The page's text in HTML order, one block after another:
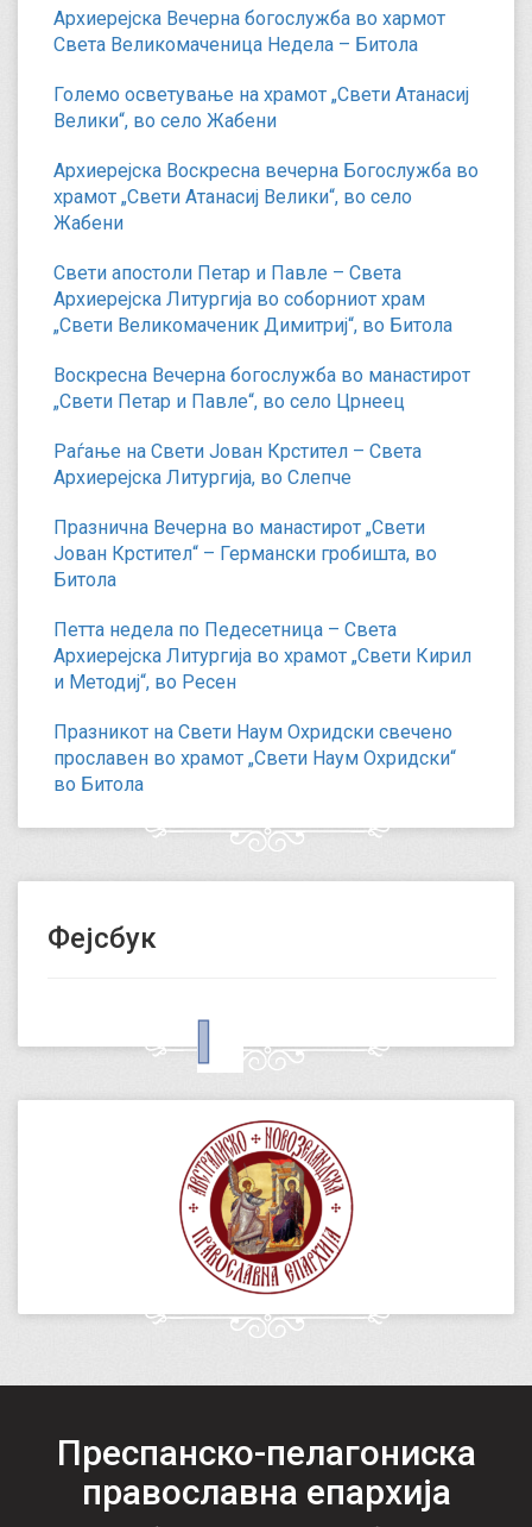
Архиерејска Вечерна богослужба во хармот
Света Великомаченица Недела – Битола
Големо осветување на храмот „Свети Атанасиј
Велики“, во село Жабени
Архиерејска Воскресна вечерна Богослужба во
храмот „Свети Атанасиј Велики“, во село
Жабени
Свети апостоли Петар и Павле – Света
Архиерејска Литургија во соборниот храм
„Свети Великомаченик Димитриј“, во Битола
Воскресна Вечерна богослужба во манастирот
„Свети Петар и Павле“, во село Црнеец
Раѓање на Свети Јован Крстител – Света
Архиерејска Литургија, во Слепче
Празнична Вечерна во манастирот „Свети
Јован Крстител“ – Германски гробишта, во
Битола
Петта недела по Педесетница – Света
Архиерејска Литургија во храмот „Свети Кирил
и Методиј“, во Ресен
Празникот на Свети Наум Охридски свечено
прославен во храмот „Свети Наум Охридски“
во Битола
Фејсбук
Преспанско-пелагониска
православна епархија